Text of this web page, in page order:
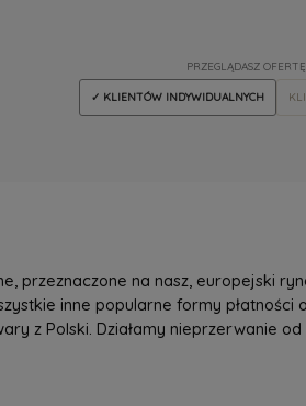
PRZEGLĄDASZ
✓ KLIENTÓW INDYWIDUALNYCH
przeznaczone na nasz, europejski
inne popularne formy płatności
z Polski. Działamy nieprzerwanie